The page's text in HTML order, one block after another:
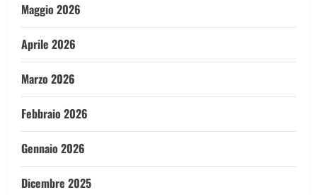
Maggio 2026
Aprile 2026
Marzo 2026
Febbraio 2026
Gennaio 2026
Dicembre 2025